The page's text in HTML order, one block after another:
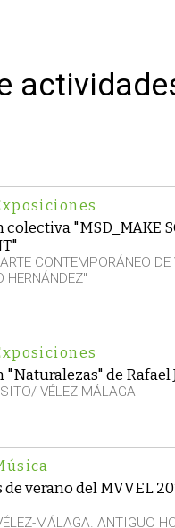
colectiva "MSD_MAKE
CONTEMPORÁNEO
HERNÁNDEZ"
"Naturalezas" de Rafael
VÉLEZ-MÁLAGA
verano del MVVEL
MÁLAGA. ANTIGUO